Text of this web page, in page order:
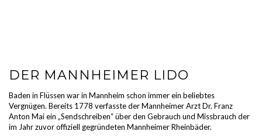
DER MANNHEIMER LIDO
Baden in Flüssen war in Mannheim schon immer ein beliebtes
Vergnügen. Bereits 1778 verfasste der Mannheimer Arzt Dr. Franz
Anton Mai ein „Sendschreiben“ über den Gebrauch und Missbrauch der
im Jahr zuvor offiziell gegründeten Mannheimer Rheinbäder.